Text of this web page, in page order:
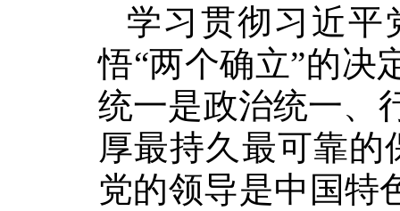
学习贯彻习近平
悟“两个确立”的决
统一是政治统一、
厚最持久最可靠的
党的领导是中国特